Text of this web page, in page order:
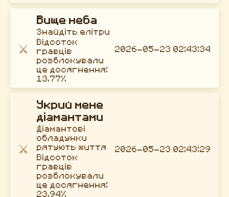
⚔️
Вище неба
Знайдіть елітри
Відсоток
гравців
розблокували
це досягнення:
13.77%
2026-05-23 02:43:34
⚔️
Укрий мене
діамантами
Діамантові
обладунки
рятують життя
Відсоток
гравців
розблокували
це досягнення:
23.94%
2026-05-23 02:43:29